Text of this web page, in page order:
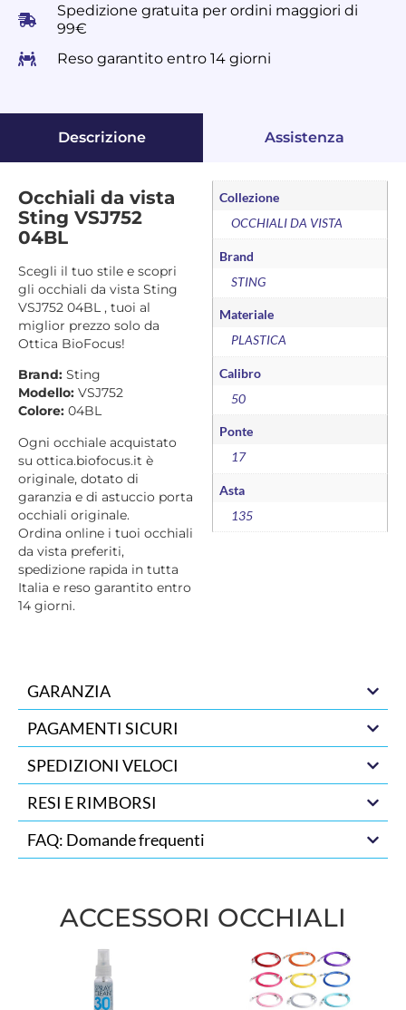
Spedizione gratuita per ordini maggiori di
99€
Reso garantito entro 14 giorni
Descrizione Assistenza
Occhiali da vista
Sting VSJ752
04BL
Scegli il tuo stile e scopri
gli occhiali da vista Sting
VSJ752 04BL , tuoi al
miglior prezzo solo da
Ottica BioFocus!
Brand: Sting
Modello: VSJ752
Colore: 04BL
Ogni occhiale acquistato
su ottica.biofocus.it è
originale, dotato di
garanzia e di astuccio porta
occhiali originale.
Ordina online i tuoi occhiali
da vista preferiti,
spedizione rapida in tutta
Italia e reso garantito entro
14 giorni.
Collezione
OCCHIALI DA VISTA
Brand
STING
Materiale
PLASTICA
Calibro
50
Ponte
17
Asta
135
GARANZIA
PAGAMENTI SICURI
SPEDIZIONI VELOCI
RESI E RIMBORSI
FAQ: Domande frequenti
ACCESSORI OCCHIALI